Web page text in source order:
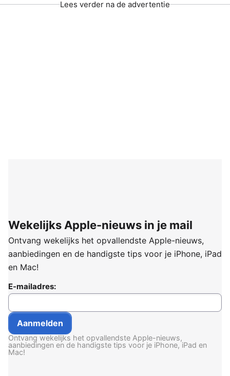
Lees verder na de advertentie
Wekelijks Apple-nieuws in je mail
Ontvang wekelijks het opvallendste Apple-nieuws,
aanbiedingen en de handigste tips voor je iPhone, iPad
en Mac!
E-mailadres:
Ontvang wekelijks het opvallendste Apple-nieuws,
aanbiedingen en de handigste tips voor je iPhone, iPad en
Mac!